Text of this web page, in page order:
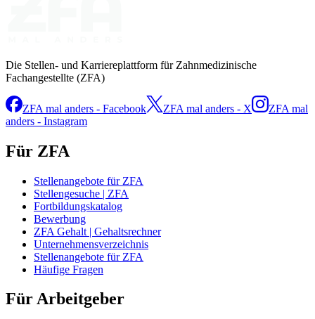
Die Stellen- und Karriereplattform für Zahnmedizinische
Fachangestellte (ZFA)
ZFA mal anders - Facebook ZFA mal anders - X
ZFA mal
anders - Instagram
Für ZFA
Stellenangebote für ZFA
Stellengesuche | ZFA
Fortbildungskatalog
Bewerbung
ZFA Gehalt | Gehaltsrechner
Unternehmensverzeichnis
Stellenangebote für ZFA
Häufige Fragen
Für Arbeitgeber